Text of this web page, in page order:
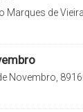
Marques de
Novembro,